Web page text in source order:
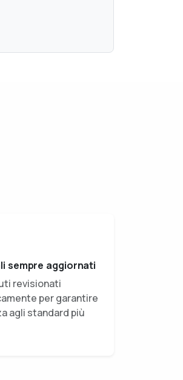
sempre aggiornati
revisionati
per garantire
agli standard più